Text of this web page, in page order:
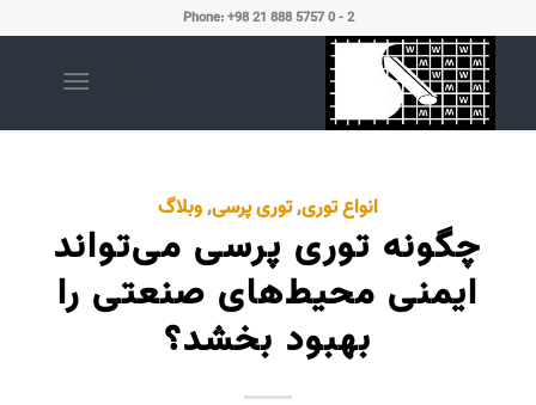
Phone: +98 21 888 5757 0 - 2
انواع توری,توری پرسی,وبلاگ
چگونه توری پرسی می‌تواند
ایمنی محیط‌های صنعتی را
بهبود بخشد؟